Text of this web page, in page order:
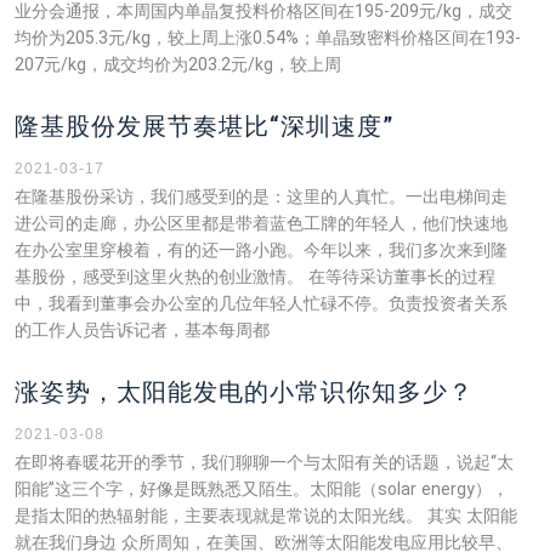
业分会通报，本周国内单晶复投料价格区间在195-209元/kg，成交
均价为205.3元/kg，较上周上涨0.54%；单晶致密料价格区间在193-
207元/kg，成交均价为203.2元/kg，较上周
隆基股份发展节奏堪比“深圳速度”
2021-03-17
在隆基股份采访，我们感受到的是：这里的人真忙。一出电梯间走
进公司的走廊，办公区里都是带着蓝色工牌的年轻人，他们快速地
在办公室里穿梭着，有的还一路小跑。今年以来，我们多次来到隆
基股份，感受到这里火热的创业激情。 在等待采访董事长的过程
中，我看到董事会办公室的几位年轻人忙碌不停。负责投资者关系
的工作人员告诉记者，基本每周都
涨姿势，太阳能发电的小常识你知多少？
2021-03-08
在即将春暖花开的季节，我们聊聊一个与太阳有关的话题，说起“太
阳能”这三个字，好像是既熟悉又陌生。太阳能（solar energy），
是指太阳的热辐射能，主要表现就是常说的太阳光线。 其实 太阳能
就在我们身边 众所周知，在美国、欧洲等太阳能发电应用比较早、